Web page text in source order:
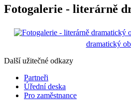
Fotogalerie - literárně
dramatický
Další užitečné odkazy
Partneři
Úřední deska
Pro zaměstnance